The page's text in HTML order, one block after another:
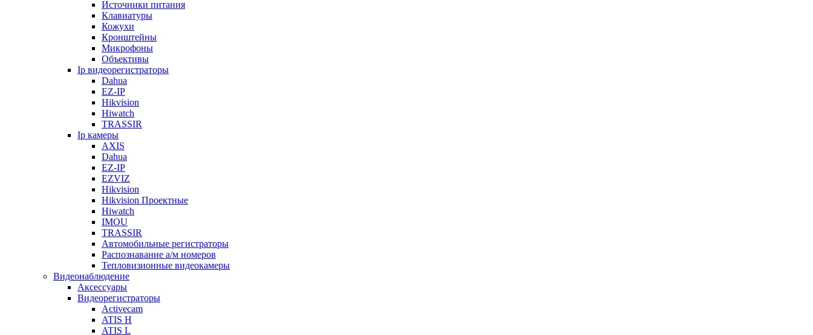
Источники питания
Клавиатуры
Кожухи
Кронштейны
Микрофоны
Объективы
Ip видеорегистраторы
Dahua
EZ-IP
Hikvision
Hiwatch
TRASSIR
Ip камеры
AXIS
Dahua
EZ-IP
EZVIZ
Hikvision
Hikvision Проектные
Hiwatch
IMOU
TRASSIR
Автомобильные регистраторы
Распознавание а/м номеров
Тепловизионные видеокамеры
Видеонаблюдение
Аксессуары
Видеорегистраторы
Activecam
ATIS H
ATIS L